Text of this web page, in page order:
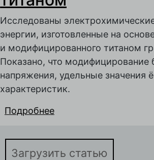
Исследованы
энергии, изготовленные на
и модифицированного титаном
Показано, что модифицирование
напряжения, удельные значения
характеристик.
Подробнее
Загрузить статью